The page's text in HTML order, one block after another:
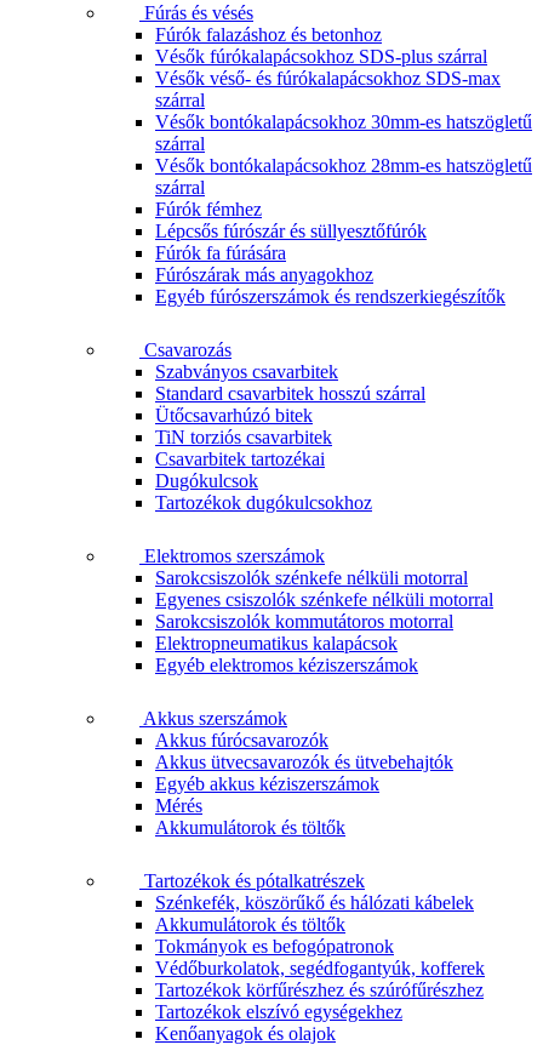
Fúrás és vésés
Fúrók falazáshoz és betonhoz
Vésők fúrókalapácsokhoz SDS-plus szárral
Vésők véső- és fúrókalapácsokhoz SDS-max
szárral
Vésők bontókalapácsokhoz 30mm-es hatszögletű
szárral
Vésők bontókalapácsokhoz 28mm-es hatszögletű
szárral
Fúrók fémhez
Lépcsős fúrószár és süllyesztőfúrók
Fúrók fa fúrására
Fúrószárak más anyagokhoz
Egyéb fúrószerszámok és rendszerkiegészítők
Csavarozás
Szabványos csavarbitek
Standard csavarbitek hosszú szárral
Ütőcsavarhúzó bitek
TiN torziós csavarbitek
Csavarbitek tartozékai
Dugókulcsok
Tartozékok dugókulcsokhoz
Elektromos szerszámok
Sarokcsiszolók szénkefe nélküli motorral
Egyenes csiszolók szénkefe nélküli motorral
Sarokcsiszolók kommutátoros motorral
Elektropneumatikus kalapácsok
Egyéb elektromos kéziszerszámok
Akkus szerszámok
Akkus fúrócsavarozók
Akkus ütvecsavarozók és ütvebehajtók
Egyéb akkus kéziszerszámok
Mérés
Akkumulátorok és töltők
Tartozékok és pótalkatrészek
Szénkefék, köszörűkő és hálózati kábelek
Akkumulátorok és töltők
Tokmányok es befogópatronok
Védőburkolatok, segédfogantyúk, kofferek
Tartozékok körfűrészhez és szúrófűrészhez
Tartozékok elszívó egységekhez
Kenőanyagok és olajok